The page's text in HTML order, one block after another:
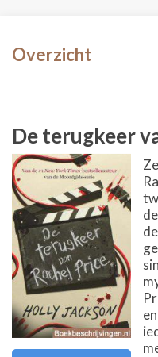
Overzicht
De terugkeer